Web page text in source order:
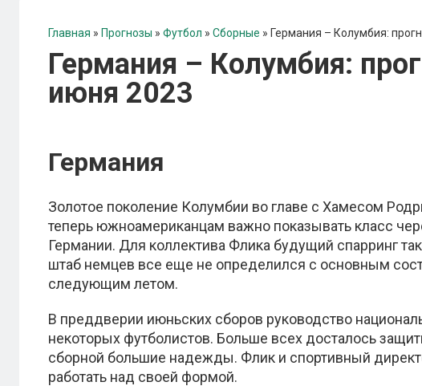
Главная » Прогнозы » Футбол » Сборные » Германия – Колумбия:
Германия – Колумбия:
июня 2023
Германия
Золотое поколение Колумбии во главе с Хамесом
теперь южноамериканцам важно показывать класс
Германии. Для коллектива Флика будущий спарринг
штаб немцев все еще не определился с основным
следующим летом.
В преддверии июньских сборов руководство
некоторых футболистов. Больше всех досталось
сборной большие надежды. Флик и спортивный
работать над своей формой.